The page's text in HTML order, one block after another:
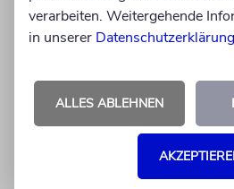
Michael Douglas
Der Hollywood-Star mit
Familienhintergrund wird für
verarbeiten. Weitergehende
in unserer Datenschutzerklärung
ALLES ABLEHNEN